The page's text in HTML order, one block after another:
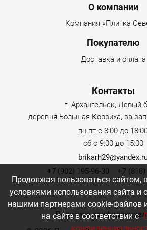
О компании
Компания «Плитка
Покупателю
Доставка и оплата
Контакты
г. Архангельск, Левый
деревня Большая Корзиха, за
пн-пт с 8:00 до
сб с 9:00 до 15:00
+7 (902) 195-96-30
+7 (818)
Политика
Продолжая пользоваться сайтом,
условиями использования сайта и
нашими партнерами cookie-файлов
на сайте в соответствии с